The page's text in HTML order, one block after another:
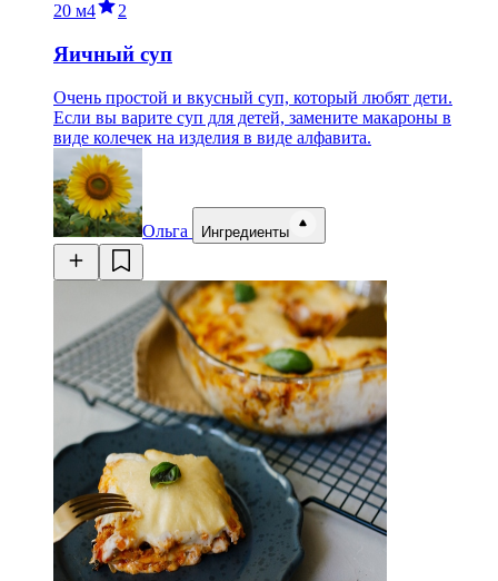
20 м4 2
Яичный суп
Очень простой и вкусный суп, который любят дети.
Если вы варите суп для детей, замените макароны в
виде колечек на изделия в виде алфавита.
Ольга Ингредиенты